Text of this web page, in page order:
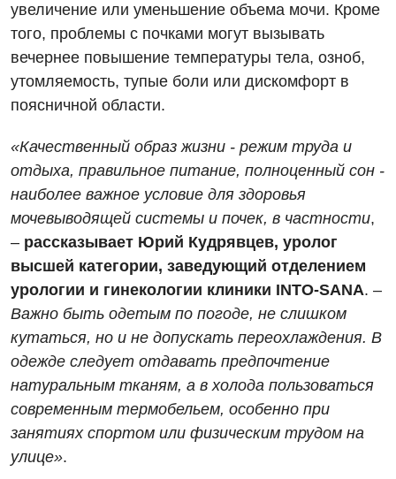
Вакансии
Мероприятия БПР
Интернатура
Бесплатные операции
Энциклопедия
Диагностика
Ангиографические исследования
Диагностическое отделение
Компьютерная томография
Магнитно-резонансная томография
Гинекологическое отделение
Диагностическое отделение
Дневной стационар
Онкологическое отделение
увеличение или уменьшение объема мочи. Кроме
того, проблемы с почками могут вызывать
вечернее повышение температуры тела, озноб,
утомляемость, тупые боли или дискомфорт в
поясничной области.
«Качественный образ жизни - режим труда и
отдыха, правильное питание, полноценный сон -
наиболее важное условие для здоровья
мочевыводящей системы и почек, в частности,
– рассказывает Юрий Кудрявцев, уролог
высшей категории, заведующий отделением
урологии и гинекологии клиники INTO-SANA. –
Важно быть одетым по погоде, не слишком
кутаться, но и не допускать переохлаждения. В
одежде следует отдавать предпочтение
натуральным тканям, а в холода пользоваться
современным термобельем, особенно при
занятиях спортом или физическим трудом на
улице».